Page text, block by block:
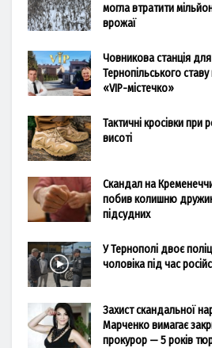
могла втратити
врожаї
Човникова станція
Тернопільського
«VIP-містечко»
Тактичні кросівки при
висоті
Скандал на
побив колишню
підсудних
У Тернополі двоє
чоловіка під час
Захист скандальної
Марченко вимагає
прокурор — 5 років